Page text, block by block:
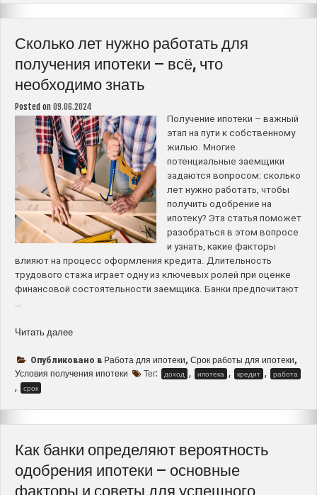
нюансы
процесса”
Сколько лет нужно работать для
получения ипотеки – всё, что
необходимо знать
Posted on 09.06.2024
Получение ипотеки – важный
этап на пути к собственному
жилью. Многие
потенциальные заемщики
задаются вопросом: сколько
лет нужно работать, чтобы
получить одобрение на
ипотеку? Эта статья поможет
разобраться в этом вопросе
и узнать, какие факторы
влияют на процесс оформления кредита. Длительность
трудового стажа играет одну из ключевых ролей при оценке
финансовой состоятельности заемщика. Банки предпочитают
…
Читать далее“Сколько
нужно
работать
всё,
что
необходимо
знать”
Опубликовано в Работа для ипотеки, Срок работы для ипотеки,
Условия получения ипотеки Тег: доход , ипотека , кредит , работа
, срок
Как банки определяют вероятность
одобрения ипотеки – основные
факторы и советы для успешного